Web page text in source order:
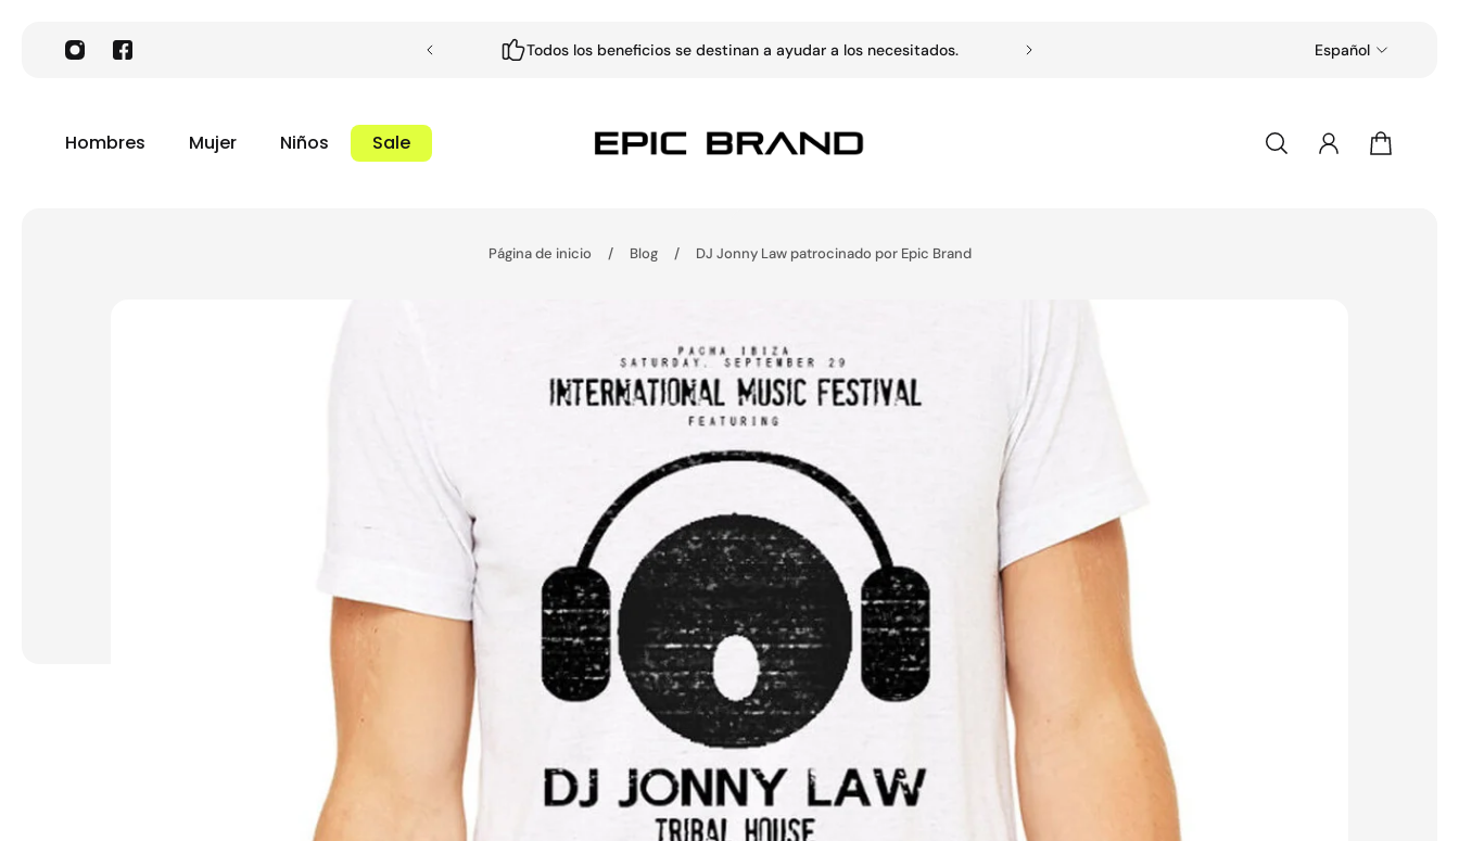
Todos los beneficios se destinan a ayudar a los necesitados. Envío gratuito en todos los pedidos
Español
Hombres Mujer Niños Sale
Página de inicio / Blog / DJ Jonny Law patrocinado por Epic Brand